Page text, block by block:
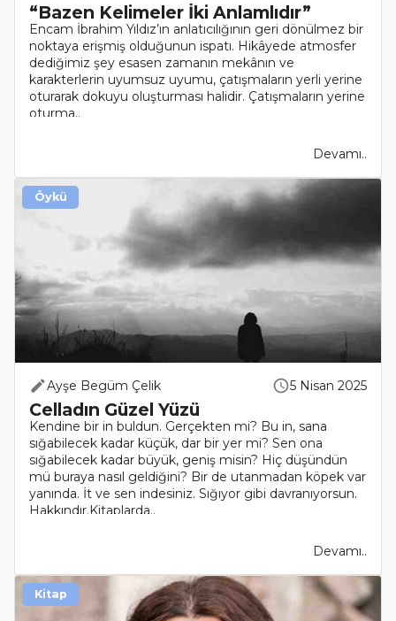
“Bazen Kelimeler İki Anlamlıdır”
Encam İbrahim Yıldız’ın anlatıcılığının geri dönülmez bir
noktaya erişmiş olduğunun ispatı. Hikâyede atmosfer
dediğimiz şey esasen zamanın mekânın ve
karakterlerin uyumsuz uyumu, çatışmaların yerli yerine
oturarak dokuyu oluşturması halidir. Çatışmaların yerine
oturma..
Devamı..
Ayşe Begüm Çelik 5 Nisan 2025
Celladın Güzel Yüzü
Kendine bir in buldun. Gerçekten mi? Bu in, sana
sığabilecek kadar küçük, dar bir yer mi? Sen ona
sığabilecek kadar büyük, geniş misin? Hiç düşündün
mü buraya nasıl geldiğini? Bir de utanmadan köpek var
yanında. İt ve sen indesiniz. Sığıyor gibi davranıyorsun.
Hakkındır.Kitaplarda..
Devamı..
Öykü
Kitap